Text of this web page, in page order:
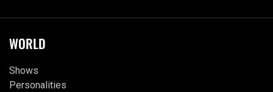
WORLD
Shows
Personalities